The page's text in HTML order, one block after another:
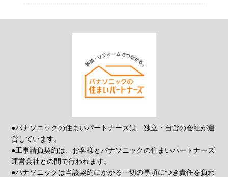
●パナソニックの住まいパートナーズは、独立・自営の会社が運
営しています。
●工事請負契約は、お客様とパナソニックの住まいパートナーズ
運営会社との間で行われます。
●パナソニックは当該契約にかかる一切の事項につき責任を負わ